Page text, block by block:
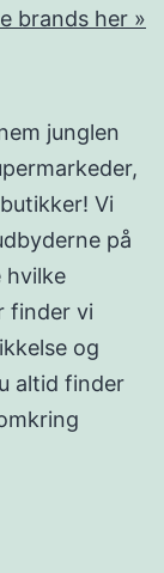
brands her »
junglen
Vi
på
hvilke
finder vi
og
altid finder